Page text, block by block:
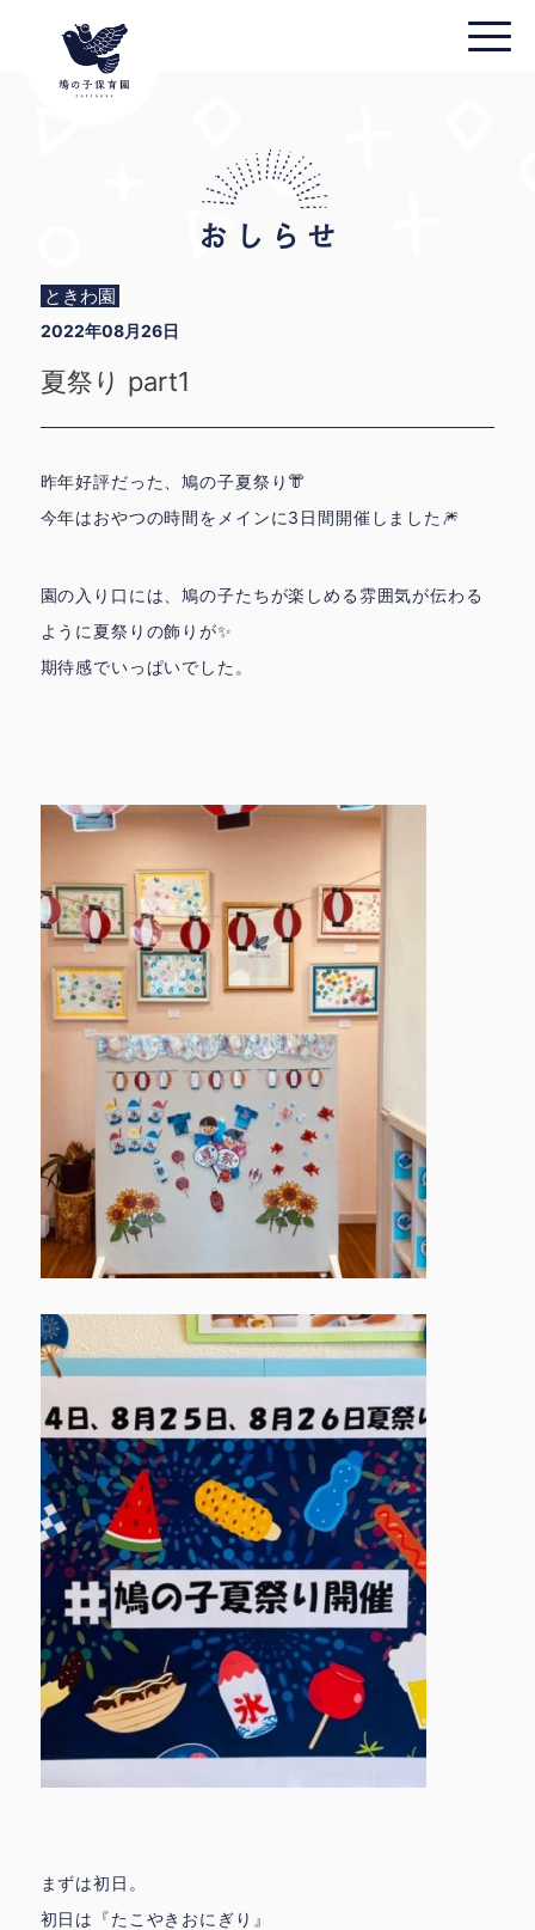
ときわ園
2022年08月26日
夏祭り part1
昨年好評だった、鳩の子夏祭り👘
今年はおやつの時間をメインに3日間開催しました🎆
園の入り口には、鳩の子たちが楽しめる雰囲気が伝わる
ように夏祭りの飾りが✨
期待感でいっぱいでした。
まずは初日。
初日は『たこやきおにぎり』